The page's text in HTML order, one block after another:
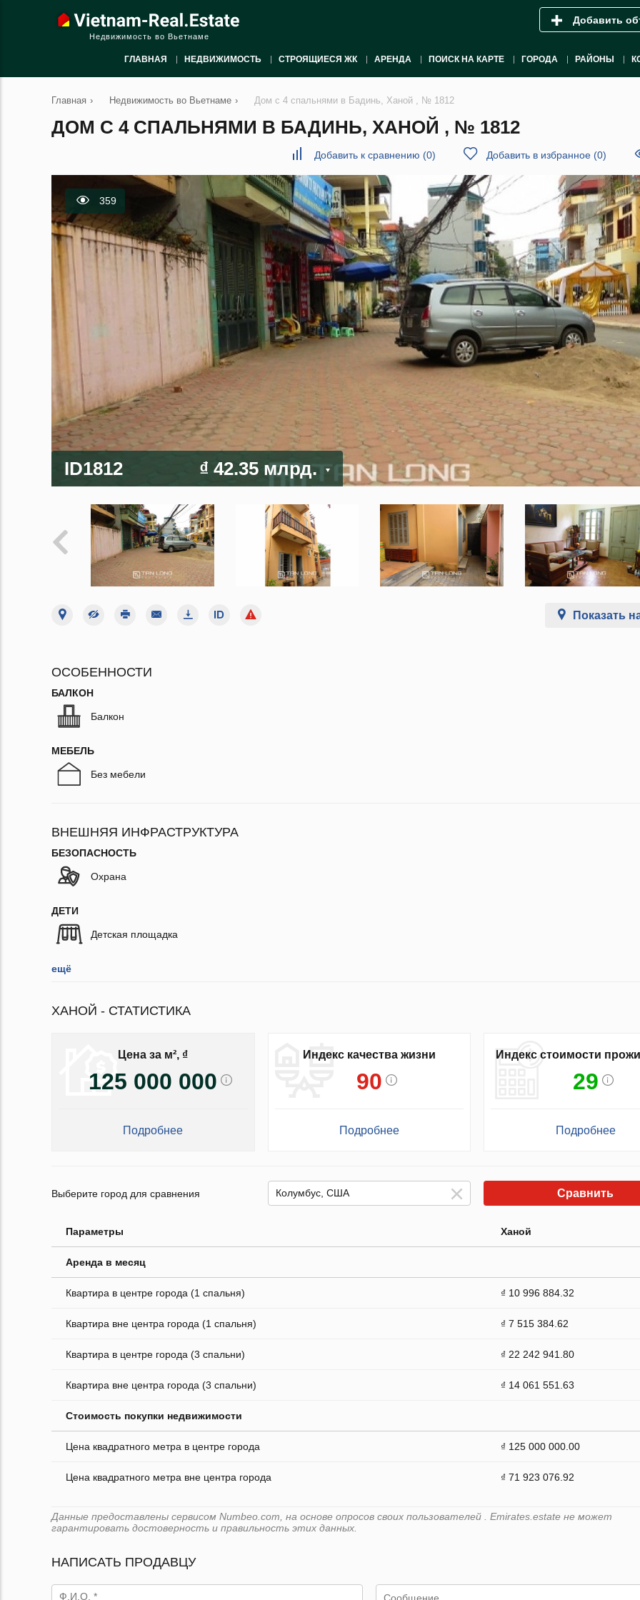
Недвижимость во Вьетнаме
Добавить
ГЛАВНАЯ НЕДВИЖИМОСТЬ СТРОЯЩИЕСЯ ЖК АРЕНДА ПОИСК НА КАРТЕ ГОРОДА РАЙОНЫ
Главная › Недвижимость во Вьетнаме › Дом с 4 спальнями в Бадинь, Ханой , № 1812
ДОМ С 4 СПАЛЬНЯМИ В БАДИНЬ, ХАНОЙ , № 1812
Добавить к сравнению (0) Добавить в избранное (0)
359
ID1812 ₫ 42.35 млрд.
Показать
ОСОБЕННОСТИ
БАЛКОН
Балкон
МЕБЕЛЬ
Без мебели
ВНЕШНЯЯ ИНФРАСТРУКТУРА
БЕЗОПАСНОСТЬ
Охрана
ДЕТИ
Детская площадка
ещё
ХАНОЙ - СТАТИСТИКА
Цена за м², ₫
125 000 000
Подробнее
Индекс качества жизни
90
Подробнее
Индекс стоимости
29
Подробнее
Выберите город для сравнения Сравнить
Параметры Ханой
Аренда в месяц
Квартира в центре города (1 спальня) ₫ 10 996 884.32
Квартира вне центра города (1 спальня) ₫ 7 515 384.62
Квартира в центре города (3 спальни) ₫ 22 242 941.80
Квартира вне центра города (3 спальни) ₫ 14 061 551.63
Стоимость покупки недвижимости
Цена квадратного метра в центре города ₫ 125 000 000.00
Цена квадратного метра вне центра города ₫ 71 923 076.92
Данные предоставлены сервисом Numbeo.com, на основе опросов своих пользователей . Emirates.estate не может
гарантировать достоверность и правильность этих данных.
НАПИСАТЬ ПРОДАВЦУ